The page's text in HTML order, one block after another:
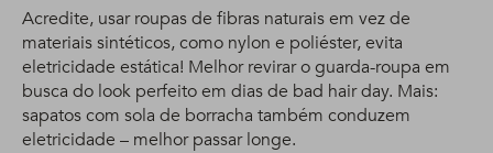
Acredite, usar roupas de fibras naturais em vez de
materiais sintéticos, como nylon e poliéster, evita
eletricidade estática! Melhor revirar o guarda-roupa em
busca do look perfeito em dias de bad hair day. Mais:
sapatos com sola de borracha também conduzem
eletricidade – melhor passar longe.